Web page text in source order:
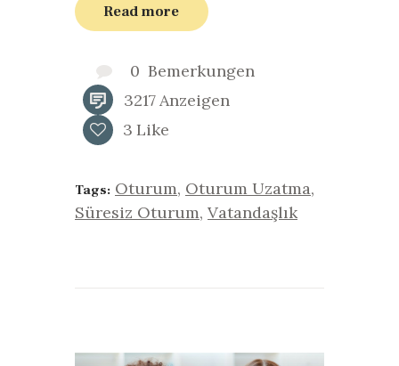
Read more
0 Bemerkungen
3217Anzeigen
3 Like
Tags: Oturum, Oturum Uzatma,
Süresiz Oturum, Vatandaşlık